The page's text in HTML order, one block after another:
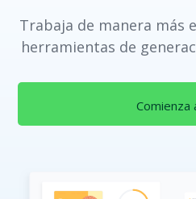
Trabaja de manera más
herramientas de
Comienza